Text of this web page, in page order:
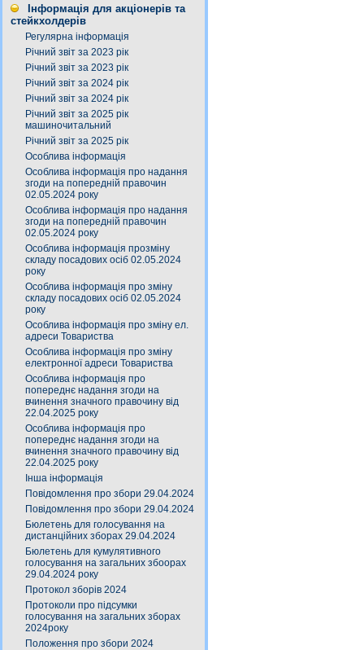
Інформація для акціонерів та
стейкхолдерів
Регулярна інформація
Річний звіт за 2023 рік
Річний звіт за 2023 рік
Річний звіт за 2024 рік
Річний звіт за 2024 рік
Річний звіт за 2025 рік
машиночитальний
Річний звіт за 2025 рік
Особлива інформація
Особлива інформація про надання
згоди на попередній правочин
02.05.2024 року
Особлива інформація про надання
згоди на попередній правочин
02.05.2024 року
Особлива інформація прозміну
складу посадових осіб 02.05.2024
року
Особлива інформація про зміну
складу посадових осіб 02.05.2024
року
Особлива інформація про зміну ел.
адреси Товариства
Особлива інформація про зміну
електронної адреси Товариства
Особлива інформація про
попереднє надання згоди на
вчинення значного правочину від
22.04.2025 року
Особлива інформація про
попереднє надання згоди на
вчинення значного правочину від
22.04.2025 року
Інша інформація
Повідомлення про збори 29.04.2024
Повідомлення про збори 29.04.2024
Бюлетень для голосування на
дистанційних зборах 29.04.2024
Бюлетень для кумулятивного
голосування на загальних збоорах
29.04.2024 року
Протокол зборів 2024
Протоколи про підсумки
голосування на загальних зборах
2024року
Положення про збори 2024